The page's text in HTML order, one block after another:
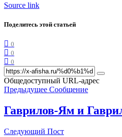
Source link
Поделитесь этой статьей
0
0
0
Общедоступный URL-адрес
Предыдущее Сообщение
Гаврилов-Ям и
Следующий Пост